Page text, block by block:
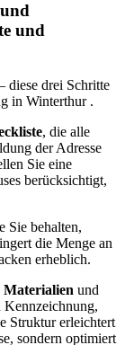
und
diese drei Schritte
in Winterthur ⁠.
, die alle
der Adresse
Sie eine
berücksichtigt,
Sie behalten,
die Menge an
erheblich.
Materialien und
Kennzeichnung,
Struktur erleichtert
sondern optimiert